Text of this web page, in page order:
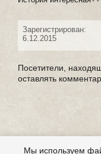
Зарегистрирован:
6.12.2015
Посетители,
оставлять
Мы используем